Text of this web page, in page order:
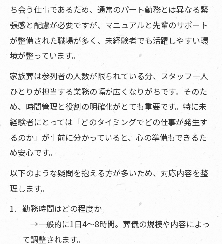
ち会う仕事であるため、通常のパート勤務とは異なる緊
張感と配慮が必要ですが、マニュアルと先輩のサポート
が整備された職場が多く、未経験者でも活躍しやすい環
境が整っています。
家族葬は参列者の人数が限られている分、スタッフ一人
ひとりが担当する業務の幅が広くなりがちです。そのた
め、時間管理と役割の明確化がとても重要です。特に未
経験者にとっては「どのタイミングでどの仕事が発生す
るのか」が事前に分かっていると、心の準備もできるた
め安心です。
以下のような疑問を抱える方が多いため、対応内容を整
理します。
勤務時間はどの程度か
→一般的に1日4〜8時間。葬儀の規模や内容によっ
て調整されます。